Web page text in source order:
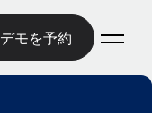
デモを予約